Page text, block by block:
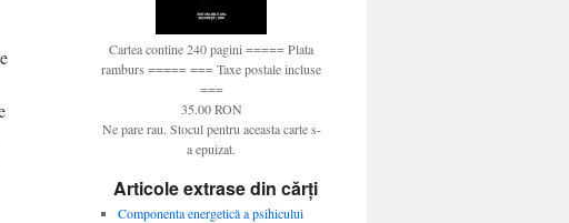
Cartea contine 240 pagini ===== Plata
ramburs ===== === Taxe postale incluse
===
35.00 RON
Ne pare rau. Stocul pentru aceasta carte s-
a epuizat.
Articole extrase din cărți
Componenta energetică a psihicului